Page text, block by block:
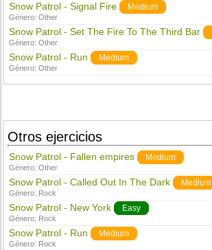
Snow Patrol - Signal Fire Medium
Género:Other
Snow Patrol - Set The Fire To The Third Bar
Género:Other
Snow Patrol - Run Medium
Género:Other
Otros ejercicios
Snow Patrol - Fallen empires Medium
Género:Other
Snow Patrol - Called Out In The Dark Medium
Género: Rock
Snow Patrol - New York Easy
Género: Rock
Snow Patrol - Run Medium
Género: Rock